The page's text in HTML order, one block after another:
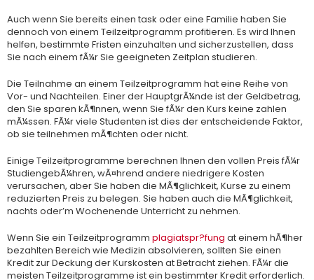
Auch wenn Sie bereits einen task oder eine Familie haben Sie
dennoch von einem Teilzeitprogramm profitieren. Es wird Ihnen
helfen, bestimmte Fristen einzuhalten und sicherzustellen, dass
Sie nach einem fÃ¼r Sie geeigneten Zeitplan studieren.
Die Teilnahme an einem Teilzeitprogramm hat eine Reihe von
Vor- und Nachteilen. Einer der HauptgrÃ¼nde ist der Geldbetrag,
den Sie sparen kÃ¶nnen, wenn Sie fÃ¼r den Kurs keine zahlen
mÃ¼ssen. FÃ¼r viele Studenten ist dies der entscheidende Faktor,
ob sie teilnehmen mÃ¶chten oder nicht.
Einige Teilzeitprogramme berechnen Ihnen den vollen Preis fÃ¼r
StudiengebÃ¼hren, wÃ¤hrend andere niedrigere Kosten
verursachen, aber Sie haben die MÃ¶glichkeit, Kurse zu einem
reduzierten Preis zu belegen. Sie haben auch die MÃ¶glichkeit,
nachts oder’m Wochenende Unterricht zu nehmen.
Wenn Sie ein Teilzeitprogramm plagiatspr?fung at einem hÃ¶her
bezahlten Bereich wie Medizin absolvieren, sollten Sie einen
Kredit zur Deckung der Kurskosten at Betracht ziehen. FÃ¼r die
meisten Teilzeitprogramme ist ein bestimmter Kredit erforderlich.